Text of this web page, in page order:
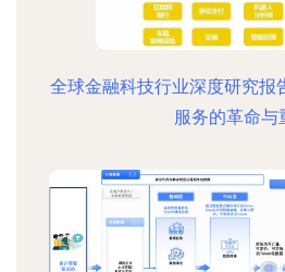
全球金融科技行业深度研究报
服务的革命与